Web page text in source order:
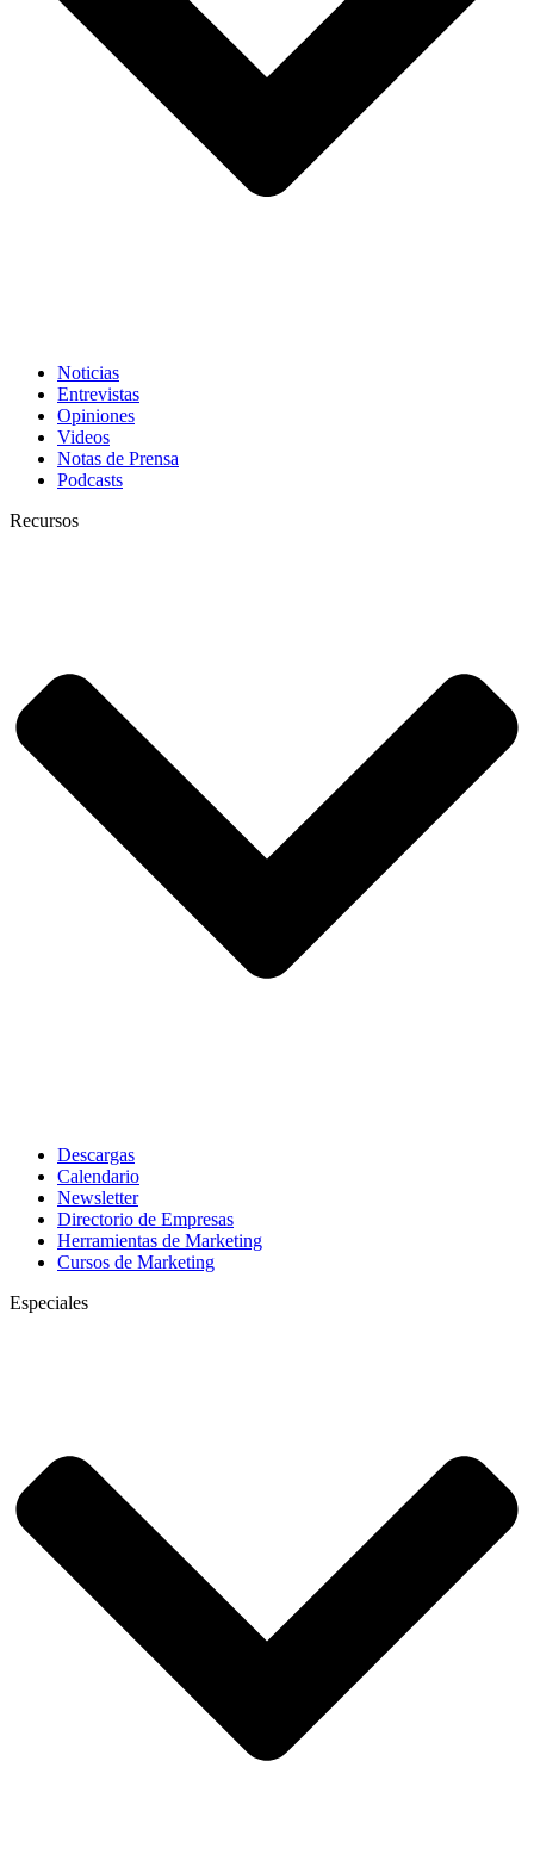
Noticias
Entrevistas
Opiniones
Videos
Notas de Prensa
Podcasts
Recursos
Descargas
Calendario
Newsletter
Directorio de Empresas
Herramientas de Marketing
Cursos de Marketing
Especiales